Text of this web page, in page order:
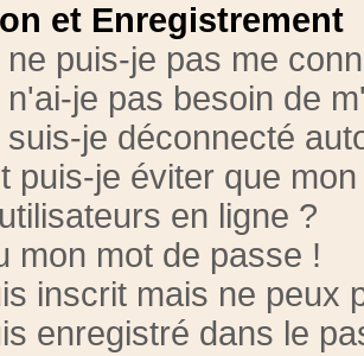
et Enregistrement
ne puis-je pas me
n'ai-je pas besoin de
suis-je déconnecté
puis-je éviter que
en ligne ?
mon mot de passe !
inscrit mais ne peux
enregistré dans le